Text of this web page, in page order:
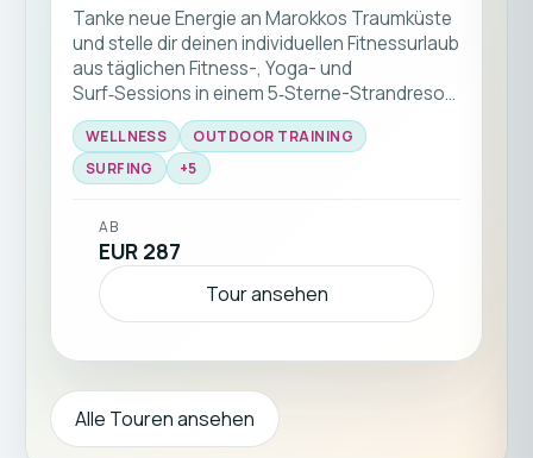
Tanke neue Energie an Marokkos Traumküste
und stelle dir deinen individuellen Fitnessurlaub
aus täglichen Fitness-, Yoga- und
Surf‑Sessions in einem 5‑Sterne-Strandresort
flexibel zusammen. Spa, Atlantikblick und
zahlreiche Trainingsoptionen warten auf dich.
☀️🏄‍♂️🧘
WELLNESS
OUTDOOR TRAINING
SURFING
+5
AB
EUR 287
Tour ansehen
Alle Touren ansehen